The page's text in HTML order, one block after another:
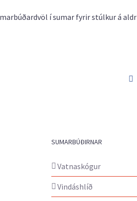
í sumar fyrir stúlkur á
SUMARBÚÐIRNAR
Vatnaskógur
Vindáshlíð